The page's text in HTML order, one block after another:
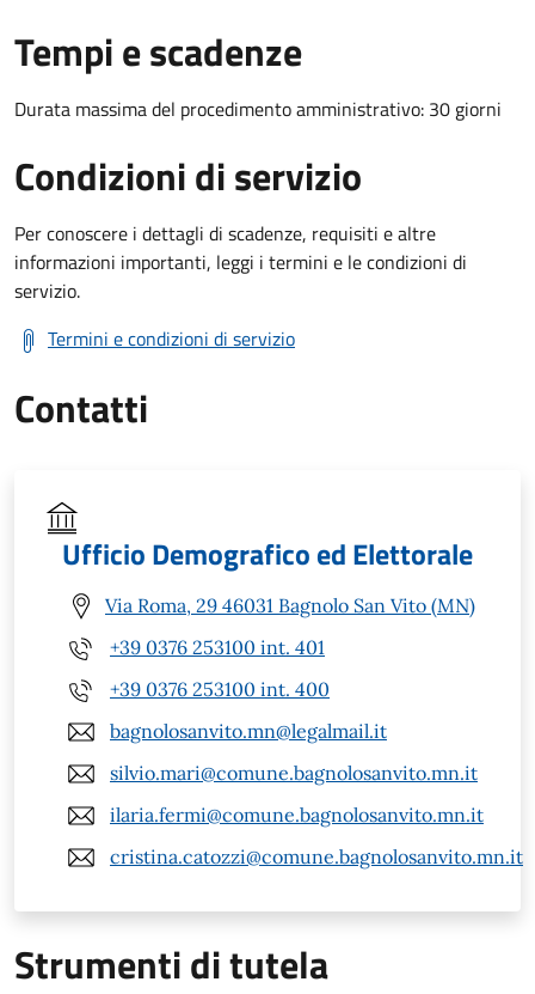
Tempi e scadenze
Durata massima del procedimento amministrativo: 30 giorni
Condizioni di servizio
Per conoscere i dettagli di scadenze, requisiti e altre
informazioni importanti, leggi i termini e le condizioni di
servizio.
Termini e condizioni di servizio
Contatti
Ufficio Demografico ed Elettorale
Via Roma, 29 46031 Bagnolo San Vito (MN)
+39 0376 253100 int. 401
+39 0376 253100 int. 400
bagnolosanvito.mn@legalmail.it
silvio.mari@comune.bagnolosanvito.mn.it
ilaria.fermi@comune.bagnolosanvito.mn.it
cristina.catozzi@comune.bagnolosanvito.mn.it
Strumenti di tutela